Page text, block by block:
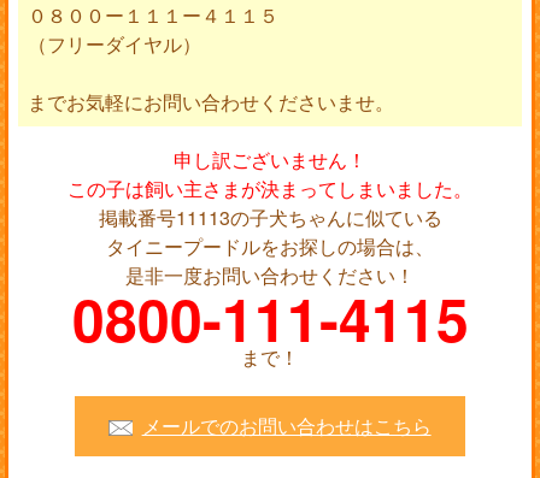
０８００ー１１１ー４１１５
（フリーダイヤル）
までお気軽にお問い合わせくださいませ。
申し訳ございません！
この子は飼い主さまが決まってしまいました。
掲載番号11113の子犬ちゃんに似ている
タイニープードルをお探しの場合は、
是非一度お問い合わせください！
0800-111-4115
まで！
メールでのお問い合わせはこちら